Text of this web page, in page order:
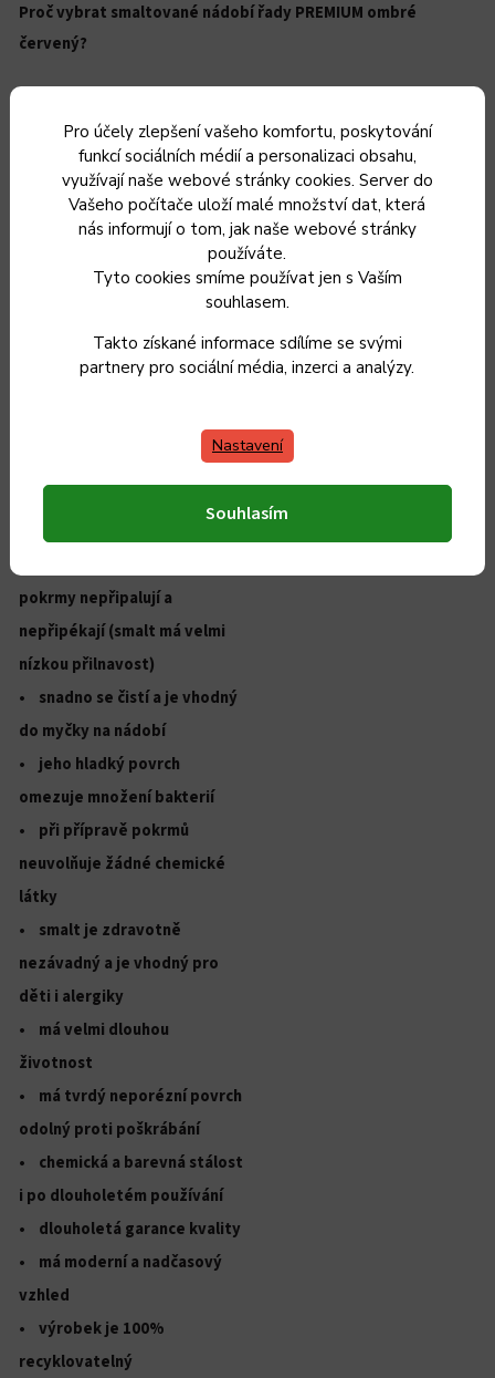
Pro účely zlepšení vašeho komfortu, poskytování
funkcí sociálních médií a personalizaci obsahu,
využívají naše webové stránky cookies. Server do
Vašeho počítače uloží malé množství dat, která
nás informují o tom, jak naše webové stránky
používáte.
Tyto cookies smíme používat jen s Vaším
souhlasem.
Takto získané informace sdílíme se svými
partnery pro sociální média, inzerci a analýzy.
Nastavení
Souhlasím
Proč vybrat smaltované nádobí řady PREMIUM ombré
červený?
• ideální řešení pro
sklokeramický, indukční,
elektrický i litinový sporák,
včetně plynové i elektrické
• zaručuje 100 % zdravotně
nezávadné vaření
• zajišťuje rovnoměrný
• optimální rozvod tepla
pokrmy nepřipalují a
nepřipékají (smalt má velmi
nízkou přilnavost)
• snadno se čistí a je vhodný
do myčky na nádobí
• jeho hladký povrch
omezuje množení bakterií
• při přípravě pokrmů
neuvolňuje žádné chemické
látky
• smalt je zdravotně
nezávadný a je vhodný pro
děti i alergiky
• má velmi dlouhou
životnost
• má tvrdý neporézní povrch
odolný proti poškrábání
• chemická a barevná stálost
i po dlouholetém používání
• dlouholetá garance kvality
• má moderní a nadčasový
vzhled
• výrobek je 100%
recyklovatelný